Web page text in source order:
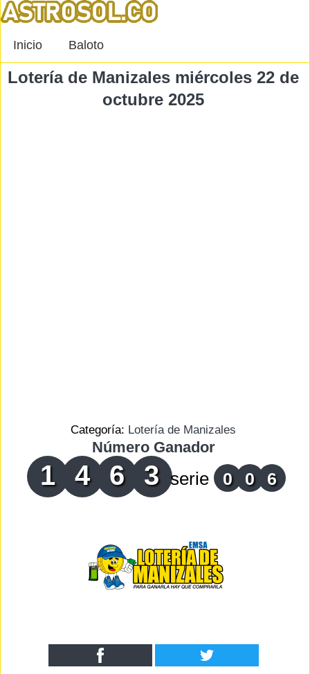
Inicio Baloto
Lotería de Manizales miércoles 22 de
octubre 2025
Categoría: Lotería de Manizales
Número Ganador
1 4 6 3 serie 0 0 6